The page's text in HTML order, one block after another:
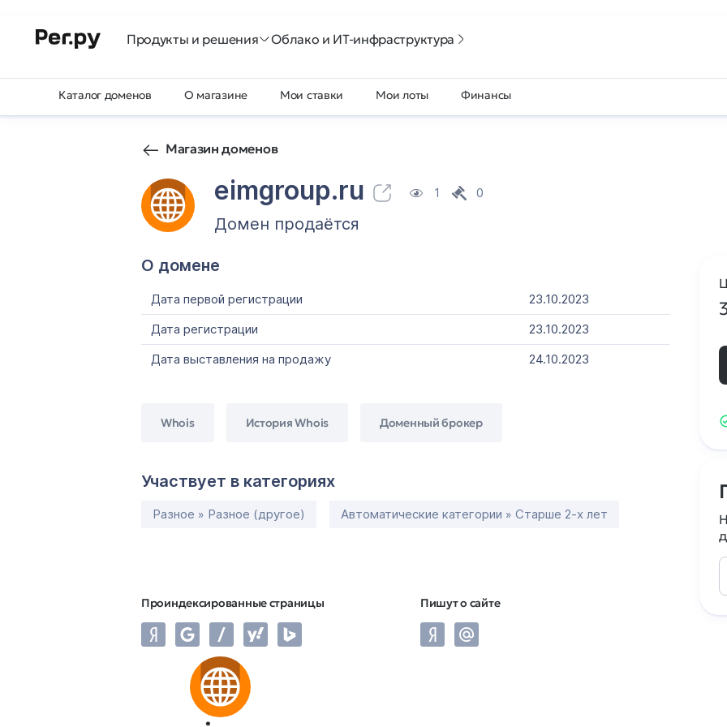
Продукты и решения Облако и ИТ-инфраструктура
Каталог доменов О магазине Мои ставки Мои лоты Финансы
Магазин доменов
eimgroup.ru 1 0
Домен продаётся
О домене
Дата первой регистрации
23.10.2023
Дата регистрации
23.10.2023
Дата выставления на продажу
24.10.2023
Whois История Whois Доменный брокер
Участвует в категориях
Разное » Разное (другое) Автоматические категории » Старше 2-х лет
Проиндексированные страницы Пишут о сайте